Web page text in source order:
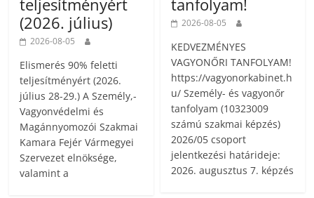
(2026. július)
2026-08-05
Elismerés 90% feletti
teljesítményért (2026.
július 28-29.) A Személy,-
Vagyonvédelmi és
Magánnyomozói Szakmai
Kamara Fejér Vármegyei
Szervezet elnöksége,
valamint a
2026-08-05
KEDVEZMÉNYES
VAGYONŐRI TANFOLYAM!
https://vagyonorkabinet.h
u/ Személy- és vagyonőr
tanfolyam (10323009
számú szakmai képzés)
2026/05 csoport
jelentkezési határideje:
2026. augusztus 7. képzés